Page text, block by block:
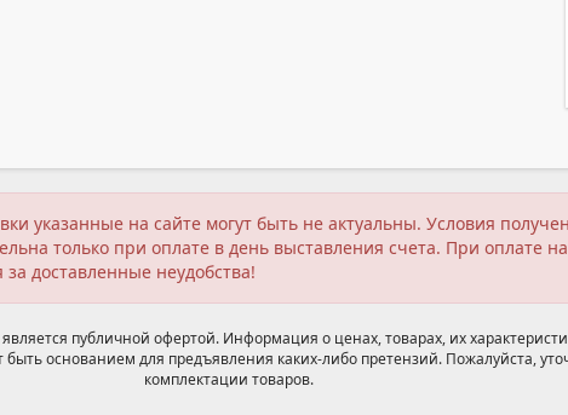
указанные на сайте могут быть не актуальны. Условия
только при оплате в день выставления счета. При оплате
доставленные неудобства!
публичной офертой. Информация о ценах, товарах, их
основанием для предъявления каких-либо претензий. Пожалуйста,
комплектации товаров.